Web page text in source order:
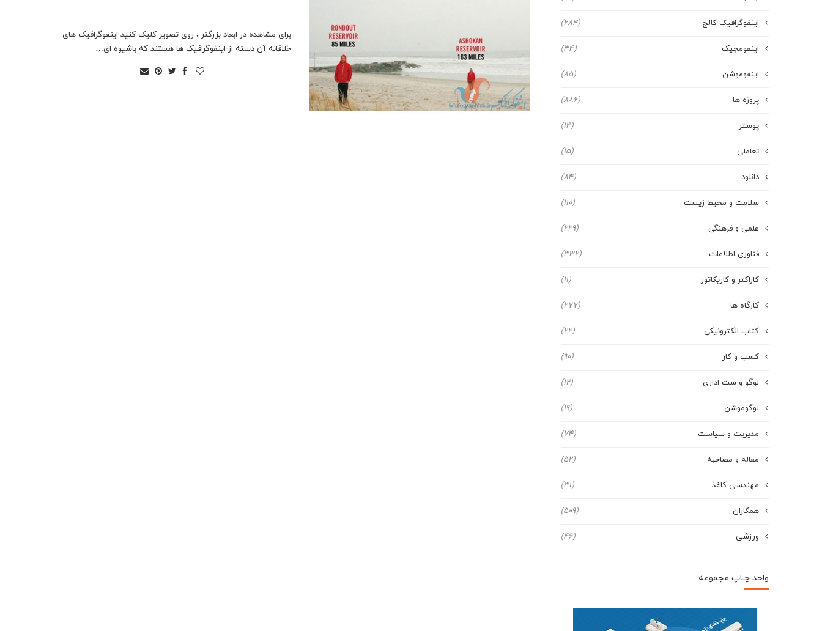
برای مشاهده در ابعاد بزرگتر ، روی تصویر کلیک کنید اینفوگرافیک های
خلاقانه آن دسته از اینفوگرافیک ها هستند که باشیوه ای…
اینفوگرافیک کالج (284)
اینفومجیک (34)
اینفوموشن (85)
پروژه ها (886)
پوستر (14)
تعاملی (15)
دانلود (84)
سلامت و محیط زیست (110)
علمی و فرهنگی (229)
فناوری اطلاعات (332)
کاراکتر و کاریکاتور (11)
کارگاه ها (277)
کتاب الکترونیکی (22)
کسب و کار (90)
لوگو و ست اداری (12)
لوگوموشن (19)
مدیریت و سیاست (74)
مقاله و مصاحبه (52)
مهندسی کاغذ (31)
همکاران (509)
ورزشی (46)
واحد چـاپ مجموعه